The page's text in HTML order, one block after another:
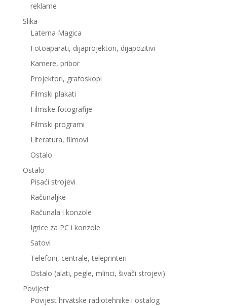
reklame
Slika
Laterna Magica
Fotoaparati, dijaprojektori, dijapozitivi
Kamere, pribor
Projektori, grafoskopi
Filmski plakati
Filmske fotografije
Filmski programi
Literatura, filmovi
Ostalo
Ostalo
Pisaći strojevi
Računaljke
Računala i konzole
Igrice za PC i konzole
Satovi
Telefoni, centrale, teleprinteri
Ostalo (alati, pegle, mlinci, šivači strojevi)
Povijest
Povijest hrvatske radiotehnike i ostalog